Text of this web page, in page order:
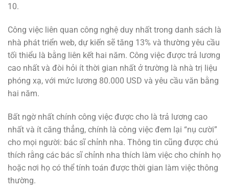
10.
Công việc liên quan công nghệ duy nhất trong danh sách là
nhà phát triển web, dự kiến ​​sẽ tăng 13% và thường yêu cầu
tối thiểu là bằng liên kết hai năm. Công việc được trả lương
cao nhất và đòi hỏi ít thời gian nhất ở trường là nhà trị liệu
phóng xạ, với mức lương 80.000 USD và yêu cầu văn bằng
hai năm.
Bất ngờ nhất chính công việc được cho là trả lương cao
nhất và ít căng thẳng, chính là công việc đem lại “nụ cười”
cho mọi người: bác sĩ chỉnh nha. Thông tin cũng được chú
thích rằng các bác sĩ chỉnh nha thích làm việc cho chính họ
hoặc nơi họ có thể tính toán được thời gian làm việc thông
thường.